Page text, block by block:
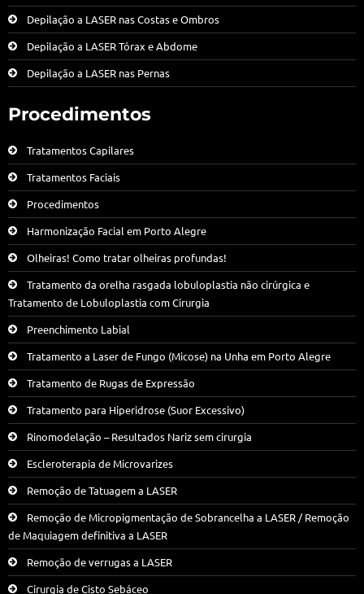
Depilação a LASER nas Costas e Ombros
Depilação a LASER Tórax e Abdome
Depilação a LASER nas Pernas
Procedimentos
Tratamentos Capilares
Tratamentos Faciais
Procedimentos
Harmonização Facial em Porto Alegre
Olheiras! Como tratar olheiras profundas!
Tratamento da orelha rasgada lobuloplastia não cirúrgica e
Tratamento de Lobuloplastia com Cirurgia
Preenchimento Labial
Tratamento a Laser de Fungo (Micose) na Unha em Porto Alegre
Tratamento de Rugas de Expressão
Tratamento para Hiperidrose (Suor Excessivo)
Rinomodelação – Resultados Nariz sem cirurgia
Escleroterapia de Microvarizes
Remoção de Tatuagem a LASER
Remoção de Micropigmentação de Sobrancelha a LASER / Remoção
de Maquiagem definitiva a LASER
Remoção de verrugas a LASER
Cirurgia de Cisto Sebáceo